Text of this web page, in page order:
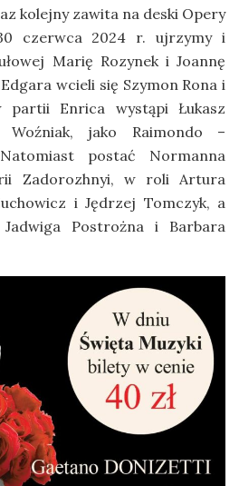
kolejny zawita na deski Opery
czerwca 2024 r. ujrzymy i
Marię Rozynek i Joannę
wcieli się Szymon Rona i
partii Enrica wystąpi Łukasz
jako Raimondo –
postać Normanna
Zadorozhnyi, w roli Artura
i Jędrzej Tomczyk, a
Postrożna i Barbara